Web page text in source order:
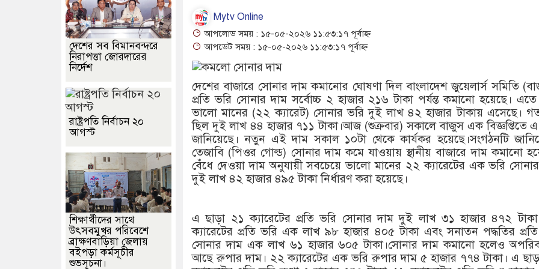
‘স্কুটি নাকি গোল্ড?’
১৫২২ পুলিশ সদস্যকে
সার্ককে আরও গতিশীল
প্রধানমন্ত্রীর সঙ্গে নবনিযুক্ত
জামায়াত ফেরেশতাদের দল
Mytv Online
আপলোড সময় : ১৫-০৫-২০২৬ ১১:৫৩:১৭ পূর্বাহ্ন
আপডেট সময় : ১৫-০৫-২০২৬ ১১:৫৩:১৭ পূর্বাহ্ন
দেশের বাজারে সোনার দাম কমানোর ঘোষণা দিল বাংলাদেশ জুয়েলার্স সমিতি
প্রতি ভরি সোনার দাম সর্বোচ্চ ২ হাজার ২১৬ টাকা পর্যন্ত কমানো হয়েছে।
ভালো মানের (২২ ক্যারেট) সোনার ভরি দুই লাখ ৪২ হাজার টাকায় এসেছে।
ছিল দুই লাখ ৪৪ হাজার ৭১১ টাকা।আজ (শুক্রবার) সকালে বাজুস এক বিজ্ঞপ্তিতে
জানিয়েছে। নতুন এই দাম সকাল ১০টা থেকে কার্যকর হয়েছে।সংগঠনটি
তেজাবি (পিওর গোল্ড) সোনার দাম কমে যাওয়ায় স্থানীয় বাজারে দাম কমানো
বেঁধে দেওয়া দাম অনুযায়ী সবচেয়ে ভালো মানের ২২ ক্যারেটের এক ভরি
দুই লাখ ৪২ হাজার ৪৯৫ টাকা নির্ধারণ করা হয়েছে।
এ ছাড়া ২১ ক্যারেটের প্রতি ভরি সোনার দাম দুই লাখ ৩১ হাজার ৪৭২
ক্যারেটের প্রতি ভরি এক লাখ ৯৮ হাজার ৪০৫ টাকা এবং সনাতন পদ্ধতির
সোনার দাম এক লাখ ৬১ হাজার ৬০৫ টাকা।সোনার দাম কমানো হলেও
আছে রুপার দাম। ২২ ক্যারেটের এক ভরি রুপার দাম ৫ হাজার ৭৭৪ টাকা। এ
দেশের সব বিমানবন্দরে
নিরাপত্তা জোরদারের
নির্দেশ
রাষ্ট্রপতি নির্বাচন ২০
আগস্ট
শিক্ষার্থীদের সাথে
উৎসবমুখর পরিবেশে
ব্রাক্ষণবাড়িয়া জেলায়
বইপড়া কর্মসূচীর
শুভসূচনা।